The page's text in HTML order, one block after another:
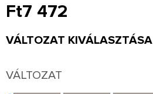
Ft7 472
Egységár:
VÁLTOZAT KIVÁLASZTÁSA
VÁLTOZAT